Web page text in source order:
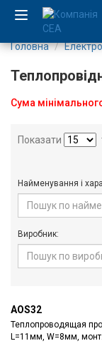
Послуги
Новини
Вхід/
Головна
Сума
Показати
Найменування і
Виробник:
AOS32
Теплопроводящая
L=11мм, W=8мм,